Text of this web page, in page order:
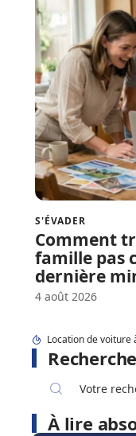
S'ÉVADER
Comment
famille pas
dernière
4 août 2026
Recherche
À lire